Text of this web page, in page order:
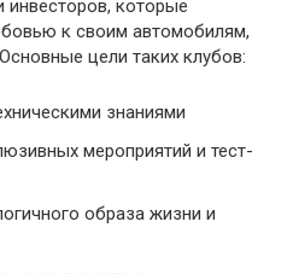
инвесторов, которые
к своим автомобилям,
цели таких клубов:
знаниями
мероприятий и тест-
образа жизни и